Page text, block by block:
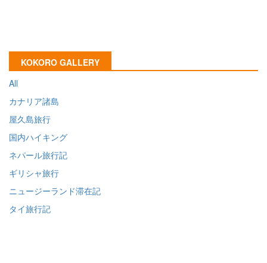
KOKORO GALLERY
All
カナリア諸島
屋久島旅行
国内ハイキング
ネパール旅行記
ギリシャ旅行
ニュージーランド滞在記
タイ旅行記